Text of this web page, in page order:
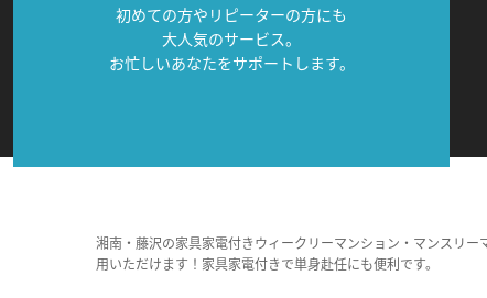
初めての方やリピーターの方にも
大人気のサービス。
お忙しいあなたをサポートします。
湘南・藤沢の家具家電付きウィークリーマンション・マンスリ
用いただけます！家具家電付きで単身赴任にも便利です。